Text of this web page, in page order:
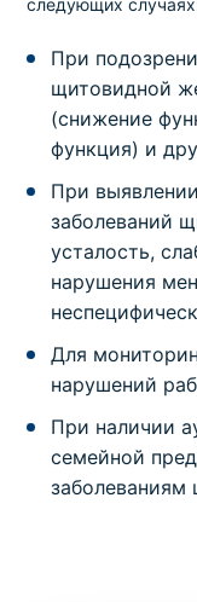
следующих
При
щитовидной
(снижение
функция) и
При
заболеваний
усталость,
нарушения
Для
нарушений
При наличии
семейной